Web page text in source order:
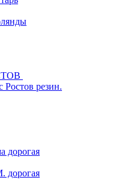
Ростов резин.
дорогая
дорогая